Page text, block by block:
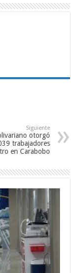
Siguiente
otorgó
trabajadores
en Carabobo